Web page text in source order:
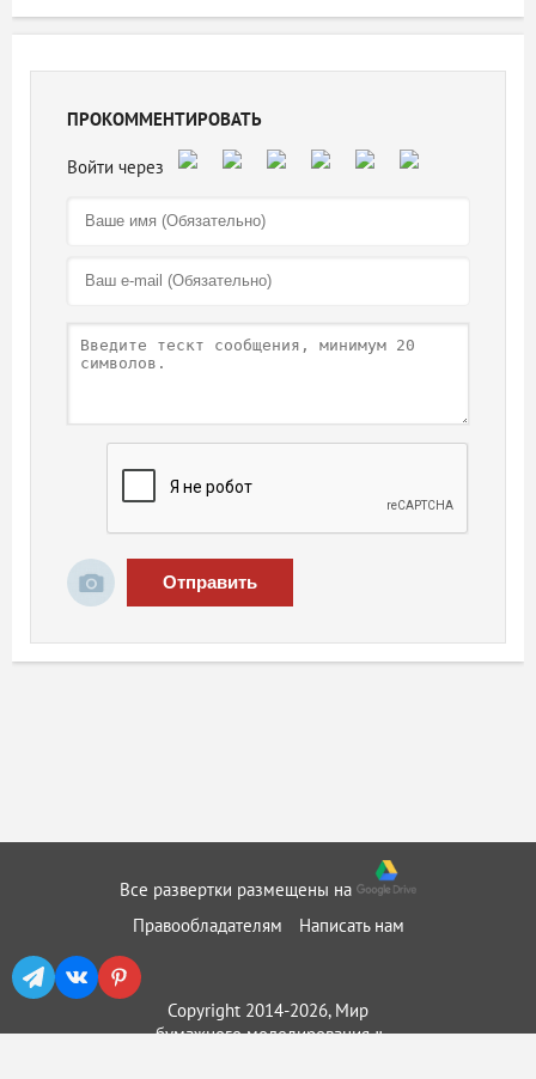
ПРОКОММЕНТИРОВАТЬ
Отправить
Все развертки размещены на
Правообладателям
Написать нам
Copyright 2014-2026, Мир
бумажного моделирования ::